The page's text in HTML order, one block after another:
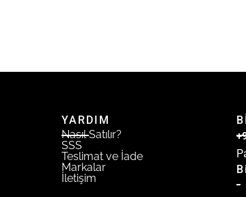
YARDIM
Nasıl Satılır?
SSS
Teslimat ve İade
Markalar
İletişim